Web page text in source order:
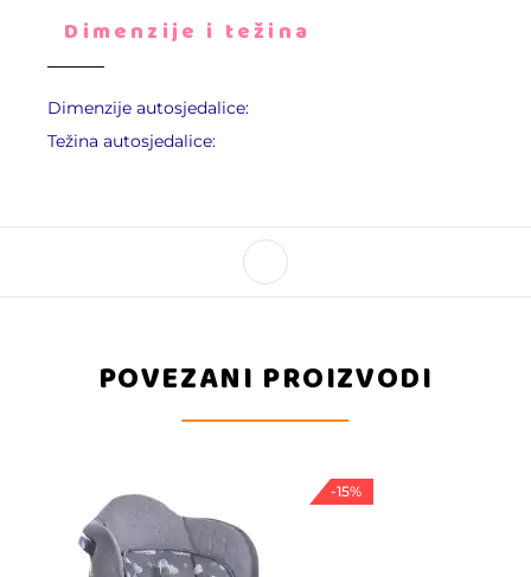
Dimenzije i težina
Dimenzije autosjedalice:
Težina autosjedalice:
POVEZANI PROIZVODI
-15%